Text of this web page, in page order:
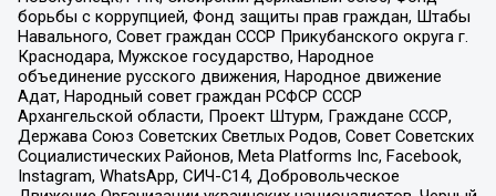
борьбы с коррупцией, Фонд защиты прав граждан, Штабы
Навального, Совет граждан СССР Прикубанского округа г.
Краснодара, Мужское государство, Народное
объединение русского движения, Народное движение
Адат, Народный совет граждан РСФСР СССР
Архангельской области, Проект Штурм, Граждане СССР,
Держава Союз Советских Светлых Родов, Совет Советских
Социалистических Районов, Meta Platforms Inc, Facebook,
Instagram, WhatsApp, СИЧ-С14, Добровольческое